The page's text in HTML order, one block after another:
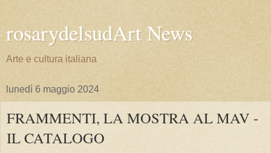
rosarydelsudArt News
Arte e cultura italiana
lunedì 6 maggio 2024
FRAMMENTI, LA MOSTRA AL MAV -
IL CATALOGO